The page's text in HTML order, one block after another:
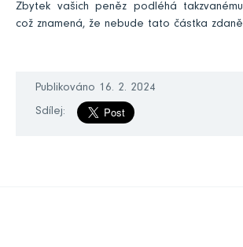
Zbytek vašich peněz podléhá
což znamená, že nebude tato částka
Publikováno 16. 2. 2024
Sdílej: